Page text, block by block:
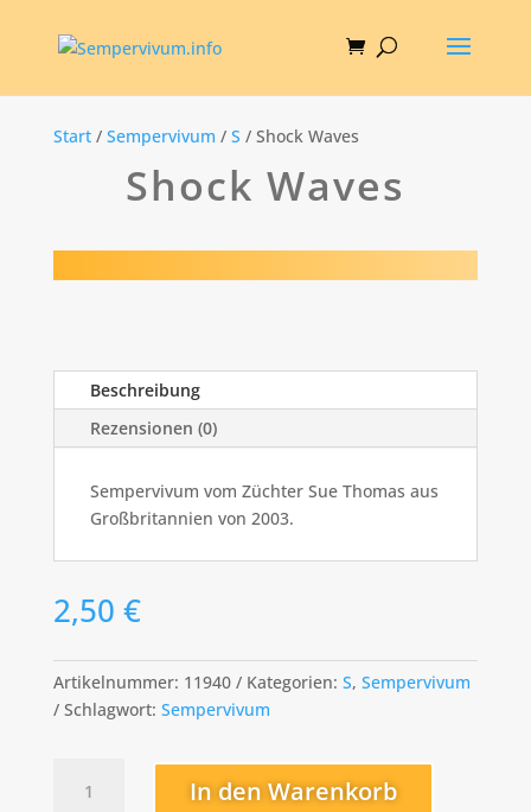
Start/ Sempervivum / S / Shock Waves
Shock Waves
Beschreibung
Rezensionen (0)
Sempervivum vom Züchter Sue Thomas aus
Großbritannien von 2003.
2,50 €
Artikelnummer: 11940 Kategorien: S, Sempervivum
Schlagwort: Sempervivum
Waves
In den Warenkorb